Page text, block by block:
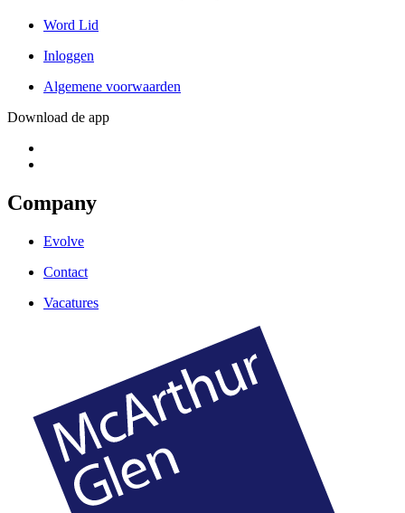
Word Lid
Inloggen
Algemene voorwaarden
Download de app
Company
Evolve
Contact
Vacatures